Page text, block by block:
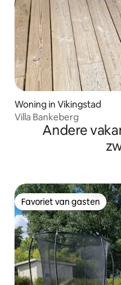
Woning in Vikingstad
Villa Bankeberg
Andere
Favoriet van gasten
Favoriet van gasten